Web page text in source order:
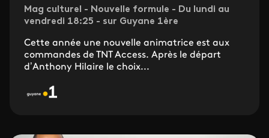
Mag culturel - Nouvelle formule - Du lundi au
vendredi 18:25 - sur Guyane 1ère
Cette année une nouvelle animatrice est aux
commandes de TNT Access. Après le départ
d’Anthony Hilaire le choix...